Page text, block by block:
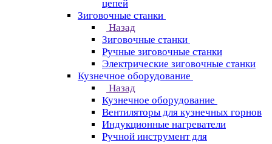
цепей
Зиговочные станки
Назад
Зиговочные станки
Ручные зиговочные станки
Электрические зиговочные станки
Кузнечное оборудование
Назад
Кузнечное оборудование
Вентиляторы для кузнечных горнов
Индукционные нагреватели
Ручной инструмент для